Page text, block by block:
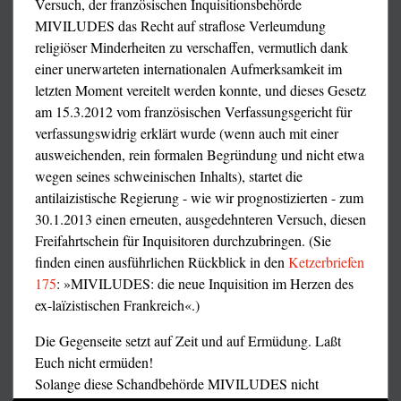
abgelehnt, der darauf abzielte, die Blockierung der
Solidaritätsbeiträge für den Ex-Boxer aufzuheben, so der
'Figaro', der die richterliche Verfügung zitiert. Das
Verfahren muß am kommenden 9. Dezember vom Pariser
Bezirksgericht noch einmal aufgenommen werden.
Der Richter hat entschieden, daß der ursprüngliche
Bezugsberechtigte dieser Kollekte Christophe Dettinger
und nicht seine Gattin Karine war. Dagegen hat die
Anwältin der Familie, Laurence Léger, Einspruch
erhoben.
„Wir sind der Ansicht, daß Karine Dettinger
Bezugsberechtigte war, aber wir waren damit
einverstanden, daß Christophe Dettinger das Geld erhält.
Es läuft ja aufs selbe hinaus, denn die beiden sind
Zugleich beanstandete sie, daß „die Entscheidung nicht
vor dem ersten Jahresdrittel 2020 fallen wird.“ Frau Léger
Versuch, der französischen Inquisitionsbehörde
MIVILUDES das Recht auf straflose Verleumdung
religiöser Minderheiten zu verschaffen, vermutlich dank
einer unerwarteten internationalen Aufmerksamkeit im
letzten Moment vereitelt werden konnte, und dieses Gesetz
am 15.3.2012 vom französischen Verfassungsgericht für
verfassungswidrig erklärt wurde (wenn auch mit einer
ausweichenden, rein formalen Begründung und nicht etwa
wegen seines schweinischen Inhalts), startet die
antilaizistische Regierung - wie wir prognostizierten - zum
30.1.2013 einen erneuten, ausgedehnteren Versuch, diesen
Freifahrtschein für Inquisitoren durchzubringen. (Sie
finden einen ausführlichen Rückblick in denKetzerbriefen
175: »MIVILUDES: die neue Inquisition im Herzen des
ex-laïzistischen Frankreich«.)
Die Gegenseite setzt auf Zeit und auf Ermüdung. Laßt
Euch nicht ermüden!
Solange diese Schandbehörde MIVILUDES nicht